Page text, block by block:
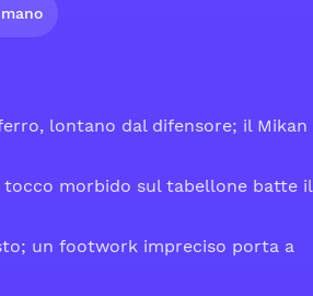
lontano dal difensore; il Mikan
morbido sul tabellone batte il
un footwork impreciso porta a